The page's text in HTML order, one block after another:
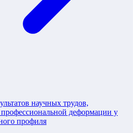
научных трудов,
деформации у
профиля